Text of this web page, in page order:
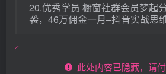
20.优秀学员 橱窗社群会员梦起
袭，46万佣金一月–抖音实战思
此处内容已隐藏，请